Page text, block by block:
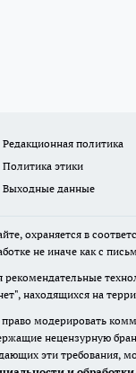
Редакционная политика
Политика этики
Выходные данные
охраняется в
не иначе как с
находящихся на
модерировать
нецензурную
эти требования,